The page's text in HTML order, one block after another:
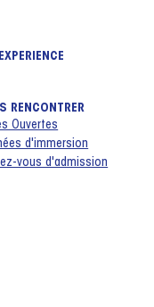
RENCONTRER
Ouvertes
d'immersion
vous d'admission